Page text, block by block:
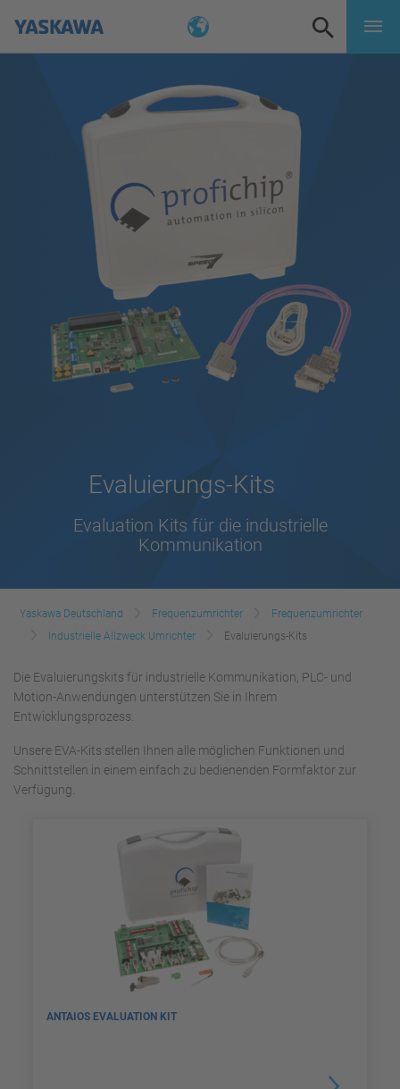
Evaluierungs-Kits
Evaluation Kits für die industrielle
Kommunikation
Yaskawa Deutschland Frequenzumrichter
Frequenzumrichter
Industrielle Allzweck Umrichter
Evaluierungs-Kits
Die Evaluierungskits für industrielle Kommunikation, PLC- und
Motion-Anwendungen unterstützen Sie in Ihrem
Entwicklungsprozess.
Unsere EVA-Kits stellen Ihnen alle möglichen Funktionen und
Schnittstellen in einem einfach zu bedienenden Formfaktor zur
Verfügung.
ANTAIOS EVALUATION KIT